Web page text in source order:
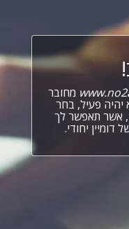
מחובר
פעיל, בחר
אשר תאפשר לך
דומיין יחודי.